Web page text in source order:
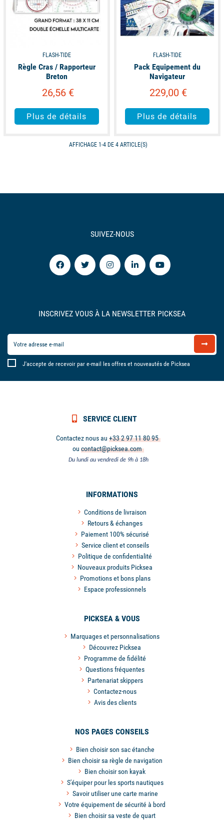
FLASH-TIDE
Règle Cras / Rapporteur
Breton
26,56 €
Plus de détails
FLASH-TIDE
Pack Equipement du
Navigateur
229,00 €
Plus de détails
AFFICHAGE 1-4 DE 4 ARTICLE(S)
SUIVEZ-NOUS
INSCRIVEZ VOUS À LA NEWSLETTER PICKSEA
J'accepte de recevoir par e-mail les offres et nouveautés de Picksea
SERVICE CLIENT
Contactez nous au +33 2 97 11 80 95
ou contact@picksea.com
Du lundi au vendredi de 9h à 18h
INFORMATIONS
Conditions de livraison
Retours & échanges
Paiement 100% sécurisé
Service client et conseils
Politique de confidentialité
Nouveaux produits Picksea
Promotions et bons plans
Espace professionnels
PICKSEA & VOUS
Marquages et personnalisations
Découvrez Picksea
Programme de fidélité
Questions fréquentes
Partenariat skippers
Contactez-nous
Avis des clients
NOS PAGES CONSEILS
Bien choisir son sac étanche
Bien choisir sa règle de navigation
Bien choisir son kayak
S'équiper pour les sports nautiques
Savoir utiliser une carte marine
Votre équipement de sécurité à bord
Bien choisir sa veste de quart